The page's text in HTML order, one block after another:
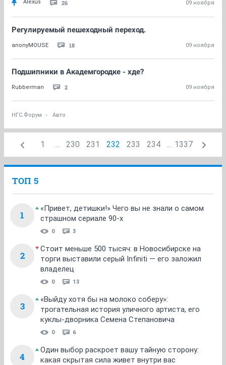
Alexus 26 09 ноября
Регулируемый пешеходный переход.
anonyMOUSE 18 09 ноября
Подшипники в Академгородке - хде?
Rubberman 2 09 ноября
НГС.Форум Авто
1 ... 230 231 232 233 234 ... 1337
ТОП 5
1
«Привет, детишки!» Чего вы не знали о самом
страшном сериале 90-х
0 3
2
Стоит меньше 500 тысяч: в Новосибирске на
торги выставили серый Infiniti — его заложил
владелец
0 13
3
«Выйду хотя бы на молоко соберу»:
трогательная история уличного артиста, его
куклы-дворника Семена Степановича
0 6
4
Один выбор раскроет вашу тайную сторону:
какая скрытая сила живет внутри вас